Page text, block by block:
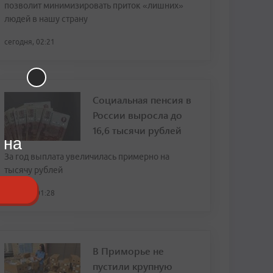
позволит минимизировать приток «лишних»
людей в нашу страну
сегодня, 02:21
Социальная пенсия в
России выросла до
16,6 тысячи рублей
За год выплата увеличилась примерно на
тысячу рублей
сегодня, 01:28
В Приморье не
пустили крупную